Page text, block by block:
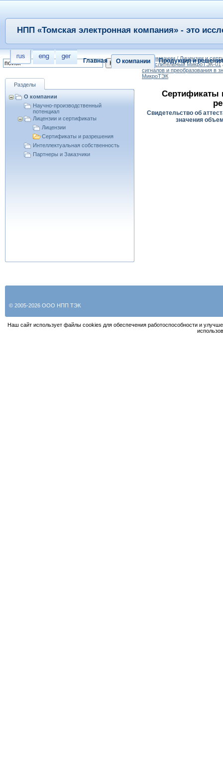
Главная О компании Продукция и решения
НПП «Томская электронная компания» - это
Разделы
О компании
Научно-производственный
потенциал
Лицензии и сертификаты
Лицензии
Сертификаты и разрешения
Интеллектуальная собственность
Партнеры и Заказчики
О компании/Лицензии и
вычислительный МикроТЭК-01
сигналов и преобразования в
МикроТЭК
Сертификаты
Свидетельство об
значения
© 2005-2026 ООО НПП ТЭК
Наш сайт использует файлы cookies для обеспечения работоспособности и